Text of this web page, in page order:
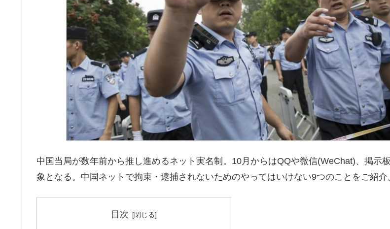
中国当局が数年前から推し進めるネット実名制。10月からはQQや微信(WeChat)、掲示
象となる。中国ネットで拘束・逮捕されないためのやってはいけない9つのことをご紹介
目次